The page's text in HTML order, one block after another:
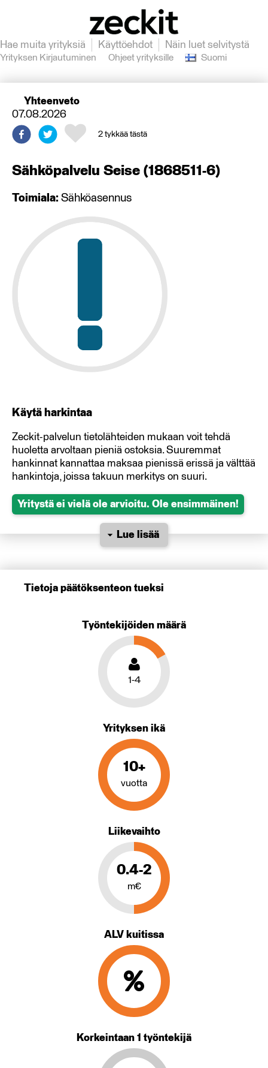
Hae muita yrityksiä Käyttöehdot Näin luet selvitystä
Yrityksen Kirjautuminen Ohjeet yrityksille Suomi
Yhteenveto
2 tykkää tästä
07.08.2026
Sähköpalvelu Seise (1868511-6)
Toimiala: Sähköasennus
Käytä harkintaa
Zeckit-palvelun tietolähteiden mukaan voit tehdä
huoletta arvoltaan pieniä ostoksia. Suuremmat
hankinnat kannattaa maksaa pienissä erissä ja välttää
hankintoja, joissa takuun merkitys on suuri.
Yritystä ei vielä ole arvioitu. Ole ensimmäinen!
Lue lisää
Tietoja päätöksenteon tueksi
Työntekijöiden määrä
1-4
Yrityksen ikä
10+
vuotta
Liikevaihto
0.4-2
m€
ALV kuitissa
Korkeintaan 1 työntekijä